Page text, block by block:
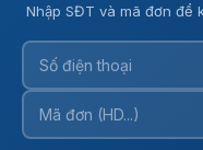
Nhập SĐT và mã đơn để